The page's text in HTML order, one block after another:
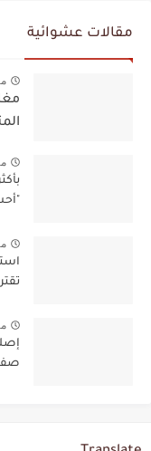
مقالات عشوائية
صفقة 22